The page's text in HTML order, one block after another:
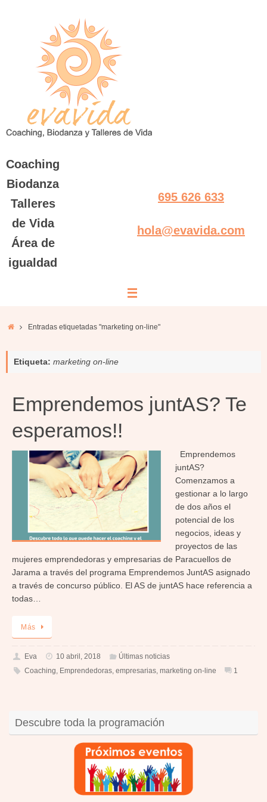
Coaching
Biodanza
Talleres
de Vida
Área de
igualdad
695 626 633
hola@evavida.com
InicioEntradas etiquetadas "marketing on-line"
Etiqueta: marketing on-line
Emprendemos juntAS? Te
esperamos!!
Emprendemos
juntAS?
Comenzamos a
gestionar a lo largo
de dos años el
potencial de los
negocios, ideas y
proyectos de las
mujeres emprendedoras y empresarias de Paracuellos de
Jarama a través del programa Emprendemos JuntAS asignado
a través de concurso público. El AS de juntAS hace referencia a
todas…
Más
Eva 10 abril, 2018
Últimas noticias
Coaching Emprendedoras, empresarias, marketing on-line 1
Descubre toda la programación